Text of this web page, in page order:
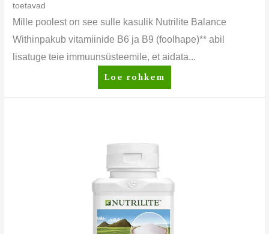
toetavad
Mille poolest on see sulle kasulik Nutrilite Balance
Withinpakub vitamiinide B6 ja B9 (foolhape)** abil
lisatuge teie immuunsüsteemile, et aidata...
Loe rohkem
magneesiumiga